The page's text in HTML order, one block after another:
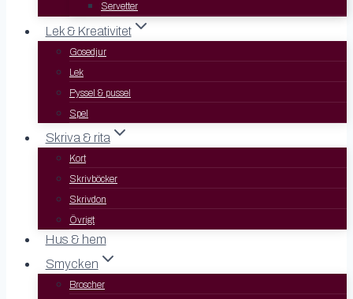
Servetter
Lek & Kreativitet
Gosedjur
Lek
Pyssel & pussel
Spel
Skriva & rita
Kort
Skrivböcker
Skrivdon
Övrigt
Hus & hem
Smycken
Broscher